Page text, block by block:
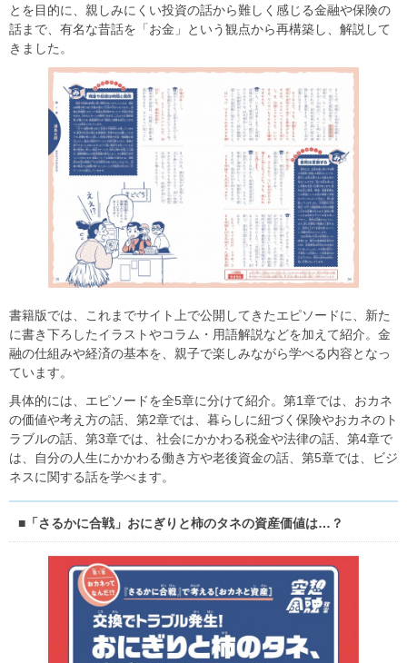
とを目的に、親しみにくい投資の話から難しく感じる金融や保険の
話まで、有名な昔話を「お金」という観点から再構築し、解説して
きました。
書籍版では、これまでサイト上で公開してきたエピソードに、新た
に書き下ろしたイラストやコラム・用語解説などを加えて紹介。金
融の仕組みや経済の基本を、親子で楽しみながら学べる内容となっ
ています。
具体的には、エピソードを全5章に分けて紹介。第1章では、おカネ
の価値や考え方の話、第2章では、暮らしに紐づく保険やおカネのト
ラブルの話、第3章では、社会にかかわる税金や法律の話、第4章で
は、自分の人生にかかわる働き方や老後資金の話、第5章では、ビジ
ネスに関する話を学べます。
■「さるかに合戦」おにぎりと柿のタネの資産価値は…？